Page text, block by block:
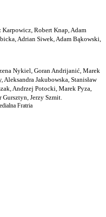
Karpowicz, Robert Knap, Adam
Adrian Siwek, Adam Bąkowski,
Nykiel, Goran Andrijanić, Marek
Aleksandra Jakubowska, Stanisław
Andrzej Potocki, Marek Pyza,
Jerzy Szmit.
Fratria